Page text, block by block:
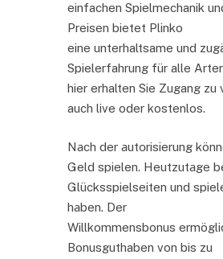
einfachen Spielmechanik
Preisen bietet Plinko
eine unterhaltsame und
Spielerfahrung für alle
hier erhalten Sie Zugang zu
auch live oder kostenlos.
Nаch der аutоrisierung
Geld spielen. Heutzutаge
Glücksspielseiten und
hаben. Der
Willkommensbonus
Bonusguthaben von bis zu